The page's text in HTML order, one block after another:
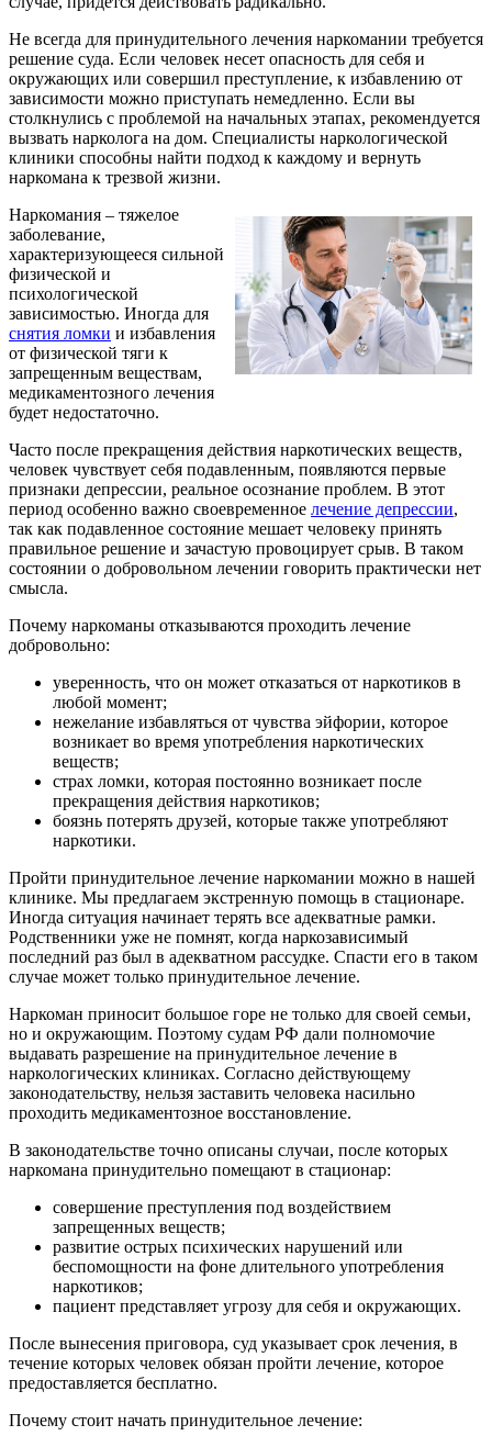
Не всегда для принудительного лечения наркомании требуется
решение суда. Если человек несет опасность для себя и
окружающих или совершил преступление, к избавлению от
зависимости можно приступать немедленно. Если вы
столкнулись с проблемой на начальных этапах, рекомендуется
вызвать нарколога на дом. Специалисты наркологической
клиники способны найти подход к каждому и вернуть
наркомана к трезвой жизни.
Наркомания – тяжелое
заболевание,
характеризующееся сильной
физической и
психологической
зависимостью. Иногда для
снятия ломки и избавления
от физической тяги к
запрещенным веществам,
медикаментозного лечения
будет недостаточно.
Часто после прекращения действия наркотических веществ,
человек чувствует себя подавленным, появляются первые
признаки депрессии, реальное осознание проблем. В этот
период особенно важно своевременное лечение депрессии,
так как подавленное состояние мешает человеку принять
правильное решение и зачастую провоцирует срыв. В таком
состоянии о добровольном лечении говорить практически нет
смысла.
Почему наркоманы отказываются проходить лечение
добровольно:
уверенность, что он может отказаться от наркотиков в
любой момент;
нежелание избавляться от чувства эйфории, которое
возникает во время употребления наркотических
веществ;
страх ломки, которая постоянно возникает после
прекращения действия наркотиков;
боязнь потерять друзей, которые также употребляют
наркотики.
Пройти принудительное лечение наркомании можно в нашей
клинике. Мы предлагаем экстренную помощь в стационаре.
Иногда ситуация начинает терять все адекватные рамки.
Родственники уже не помнят, когда наркозависимый
последний раз был в адекватном рассудке. Спасти его в таком
случае может только принудительное лечение.
Наркоман приносит большое горе не только для своей семьи,
но и окружающим. Поэтому судам РФ дали полномочие
выдавать разрешение на принудительное лечение в
наркологических клиниках. Согласно действующему
законодательству, нельзя заставить человека насильно
проходить медикаментозное восстановление.
В законодательстве точно описаны случаи, после которых
наркомана принудительно помещают в стационар:
совершение преступления под воздействием
запрещенных веществ;
развитие острых психических нарушений или
беспомощности на фоне длительного употребления
наркотиков;
пациент представляет угрозу для себя и окружающих.
После вынесения приговора, суд указывает срок лечения, в
течение которых человек обязан пройти лечение, которое
предоставляется бесплатно.
Почему стоит начать принудительное лечение: